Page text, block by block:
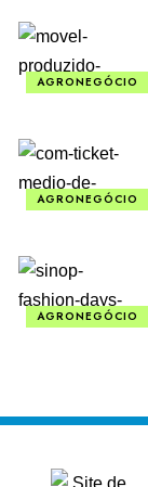
AGRONEGÓCIO
AGRONEGÓCIO
AGRONEGÓCIO